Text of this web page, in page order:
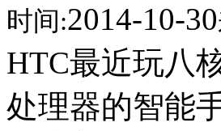
时间:2014-10-30
HTC最近玩八
处理器的智能